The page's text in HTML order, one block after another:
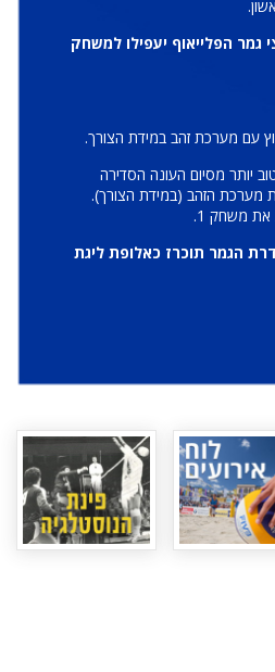
הפלייאוף יעפילו למשחק
עם מערכת זהב במידת הצורך.
יותר מסיום העונה הסדירה
את משחק 2 ואת מערכת הזהב (במידת הצורך).
משחק 1.
הגמר תוכרז כאלופת ליגת